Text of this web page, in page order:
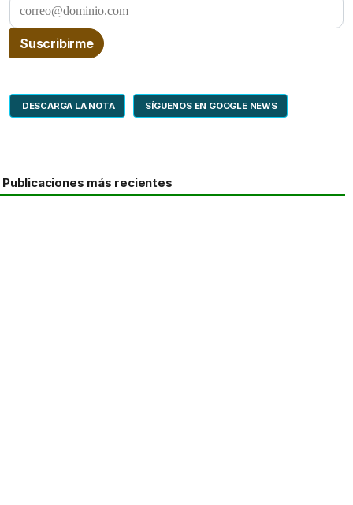
DESCARGA LA NOTA SÍGUENOS EN GOOGLE NEWS
Publicaciones más recientes